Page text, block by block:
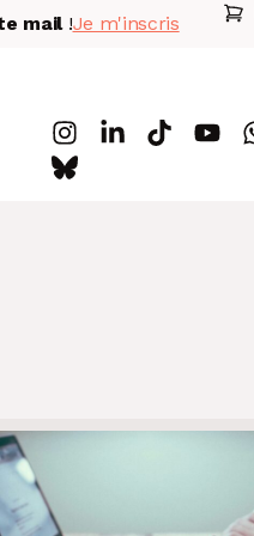
mail!Je m'inscris